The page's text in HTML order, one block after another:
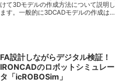
けて3Dモデルの作成方法について説明し
ます。一般的に3DCADモデルの作成は、
FA設計しながらデジタル検証！
IRONCADのロボットシミュレー
タ「icROBOSim」